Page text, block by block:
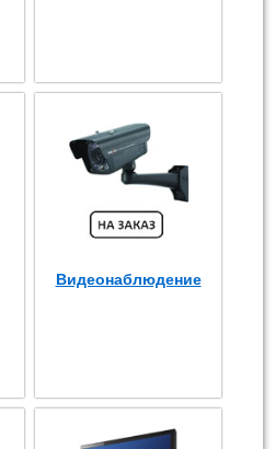
Видеонаблюдение